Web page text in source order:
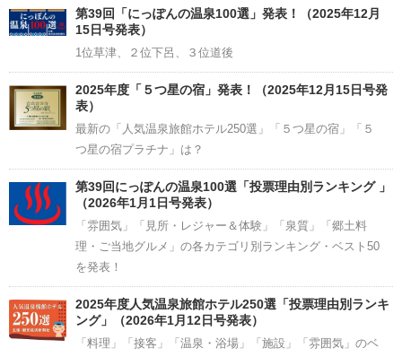
Channel
第39回「にっぽんの温泉100選」発表！（2025年12月
15日号発表）
1位草津、２位下呂、３位道後
2025年度「５つ星の宿」発表！（2025年12月15日号発
表）
最新の「人気温泉旅館ホテル250選」「５つ星の宿」「５
つ星の宿プラチナ」は？
第39回にっぽんの温泉100選「投票理由別ランキング 」
（2026年1月1日号発表）
「雰囲気」「見所・レジャー＆体験」「泉質」「郷土料
理・ご当地グルメ」の各カテゴリ別ランキング・ベスト50
を発表！
2025年度人気温泉旅館ホテル250選「投票理由別ランキ
ング」（2026年1月12日号発表）
「料理」「接客」「温泉・浴場」「施設」「雰囲気」のベ